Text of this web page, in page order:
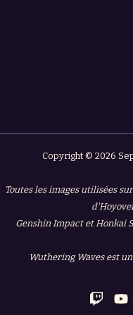
Copyright © 2026
Toutes les images utilisées
Genshin Impact et Honkai
Wuthering Waves est